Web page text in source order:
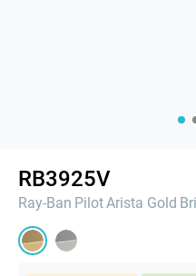
RB3925V
Ray-Ban PilotArista Gold